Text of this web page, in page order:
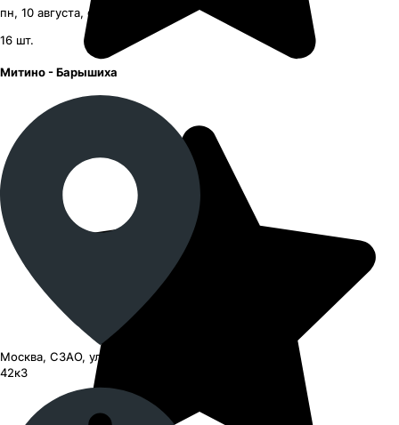
пн, 10 августа, с 09:00
16 шт.
Митино - Барышиха
Москва, СЗАО, улица Барышиха,
42к3